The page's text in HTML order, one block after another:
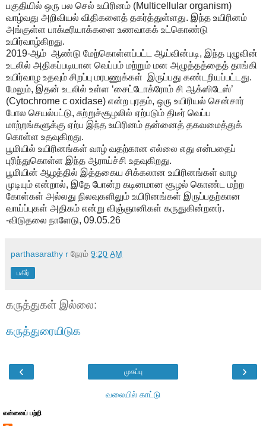
பகுதியில் ஒரு பல செல் உயிரினம் (Multicellular organism)
வாழ்வது அறிவியல் விதிகளைத் தகர்த்துள்ளது. இந்த உயிரினம்
அங்குள்ள பாக்டீரியாக்களை உணவாகக் உட்கொண்டு
உயிர்வாழ்கிறது.
2019-ஆம் ஆண்டு மேற்கொள்ளப்பட்ட ஆய்வின்படி, இந்த புழுவின்
உடலில் அதிகப்படியான வெப்பம் மற்றும் மன அழுத்தத்தைத் தாங்கி
உயிர்வாழ உதவும் சிறப்பு மரபணுக்கள் இருப்பது கண்டறியப்பட்டது.
மேலும், இதன் உடலில் உள்ள ‘சைட்டோக்ரோம் சி ஆக்ஸிடேஸ்’
(Cytochrome c oxidase) என்ற புரதம், ஒரு உயிரியல் சென்சார்
போல செயல்பட்டு, சுற்றுச்சூழலில் ஏற்படும் திடீர் வெப்ப
மாற்றங்களுக்கு ஏற்ப இந்த உயிரினம் தன்னைத் தகவமைத்துக்
கொள்ள உதவுகிறது.
பூமியில் உயிரினங்கள் வாழ் வதற்கான எல்லை எது என்பதைப்
புரிந்துகொள்ள இந்த ஆராய்ச்சி உதவுகிறது.
பூமியின் ஆழத்தில் இத்தகைய சிக்கலான உயிரினங்கள் வாழ
முடியும் என்றால், இதே போன்ற கடினமான சூழல் கொண்ட மற்ற
கோள்கள் அல்லது நிலவுகளிலும் உயிரினங்கள் இருப்பதற்கான
வாய்ப்புகள் அதிகம் என்று விஞ்ஞானிகள் கருதுகின்றனர்.
-விடுதலை நாளேடு, 09.05.26
parthasarathy r நேரம் 9:20 AM
பகிர்
கருத்துகள் இல்லை:
கருத்துரையிடுக
‹ ›
முகப்பு
வலையில் காட்டு
என்னைப் பற்றி